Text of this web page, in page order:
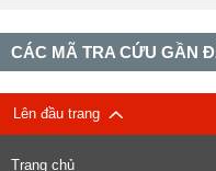
CÁC MÃ TRA CỨU GẦN
Lên đầu trang
Trang chủ